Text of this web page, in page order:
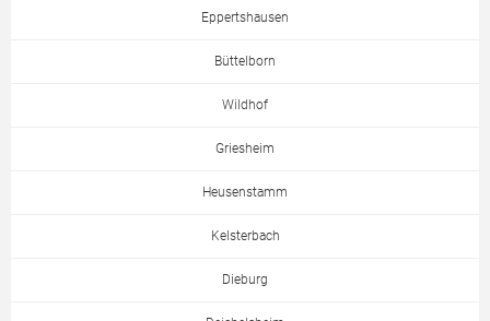
Eppertshausen
Büttelborn
Wildhof
Griesheim
Heusenstamm
Kelsterbach
Dieburg